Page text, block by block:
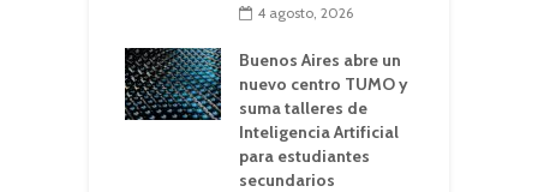
4 agosto, 2026
Buenos Aires abre un
nuevo centro TUMO y
suma talleres de
Inteligencia Artificial
para estudiantes
secundarios